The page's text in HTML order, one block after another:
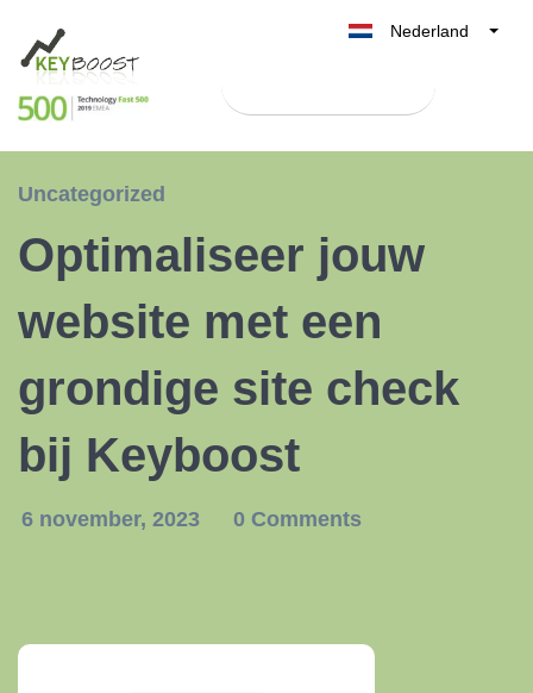
Nederland
België
España
Uncategorized
Optimaliseer jouw
website met een
grondige site check
bij Keyboost
6 november, 2023 0 Comments